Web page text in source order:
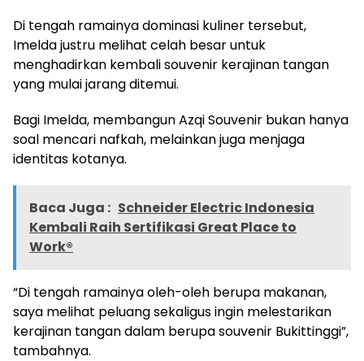
Di tengah ramainya dominasi kuliner tersebut,
Imelda justru melihat celah besar untuk
menghadirkan kembali souvenir kerajinan tangan
yang mulai jarang ditemui.
Bagi Imelda, membangun Azqi Souvenir bukan hanya
soal mencari nafkah, melainkan juga menjaga
identitas kotanya.
Baca Juga : Schneider Electric Indonesia
Kembali Raih Sertifikasi Great Place to
Work®
“Di tengah ramainya oleh-oleh berupa makanan,
saya melihat peluang sekaligus ingin melestarikan
kerajinan tangan dalam berupa souvenir Bukittinggi”,
tambahnya.